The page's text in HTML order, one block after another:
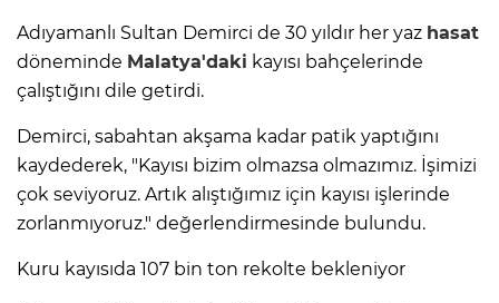
Adıyamanlı Sultan Demirci de 30 yıldır her yaz hasat
döneminde Malatya'daki kayısı bahçelerinde
çalıştığını dile getirdi.
Demirci, sabahtan akşama kadar patik yaptığını
kaydederek, "Kayısı bizim olmazsa olmazımız. İşimizi
çok seviyoruz. Artık alıştığımız için kayısı işlerinde
zorlanmıyoruz." değerlendirmesinde bulundu.
Kuru kayısıda 107 bin ton rekolte bekleniyor